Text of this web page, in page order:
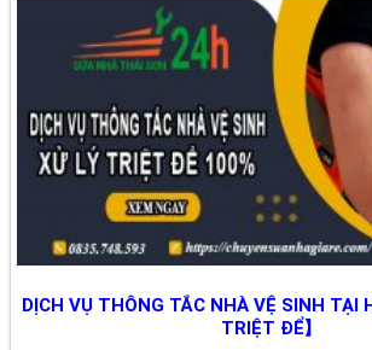
DỊCH VỤ THÔNG TẮC NHÀ VỆ SINH TẠI
TRIỆT ĐỂ】